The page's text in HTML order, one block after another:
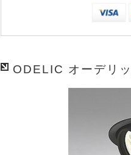
ODELIC オーデリ